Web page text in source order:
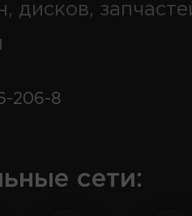
дисков,
206-8
сети: